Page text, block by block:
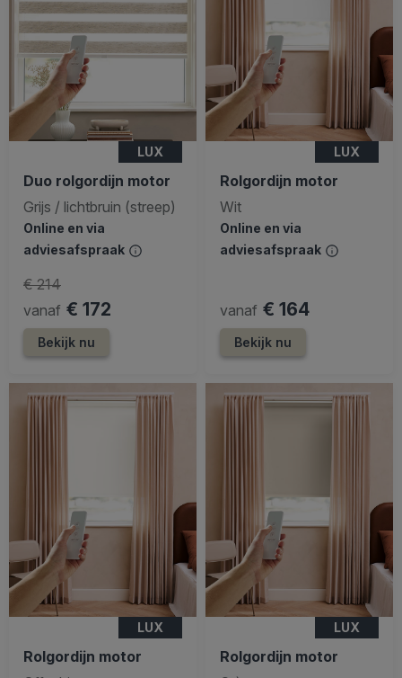
LUX
Duo rolgordijn motor
Grijs / lichtbruin (streep)
Online en via
adviesafspraak
vanaf € 172
€ 214
Bekijk nu
LUX
Rolgordijn motor
Wit
Online en via
adviesafspraak
vanaf € 164
Bekijk nu
LUX
Rolgordijn motor
LUX
Rolgordijn motor